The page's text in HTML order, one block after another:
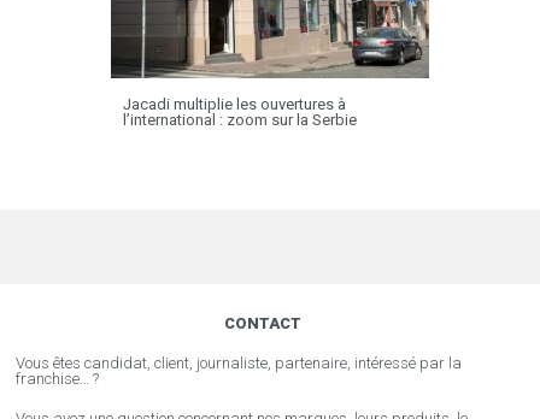
Jacadi multiplie les ouvertures à
l’international : zoom sur la Serbie
CONTACT
Vous êtes candidat, client, journaliste, partenaire, intéressé par la
franchise… ?